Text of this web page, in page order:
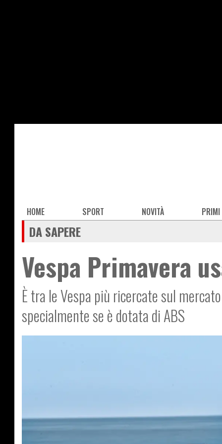
Main
navigation
HOME SPORT NOVITÀ PRIMI
DA SAPERE
Vespa Primavera
È tra le Vespa più ricercate sul
specialmente se è dotata di ABS